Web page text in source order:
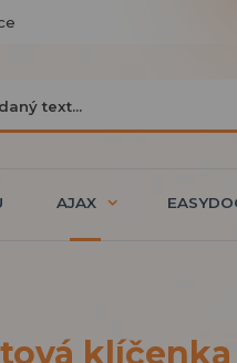
AJAX
klíčenka